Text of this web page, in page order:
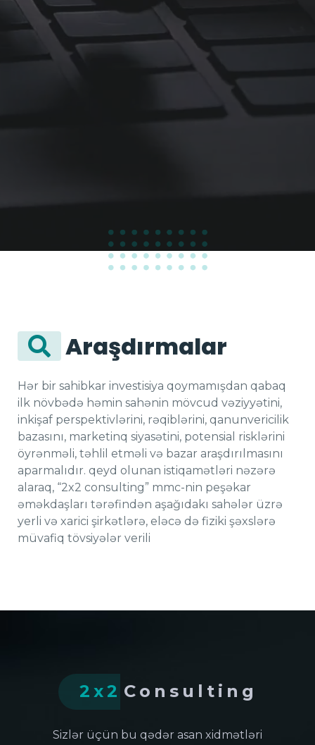
100 %
Araşdırmalar
Hər bir sahibkar investisiya qoymamışdan qabaq
ilk növbədə həmin sahənin mövcud vəziyyətini,
inkişaf perspektivlərini, rəqiblərini, qanunvericilik
bazasını, marketinq siyasətini, potensial risklərini
öyrənməli, təhlil etməli və bazar araşdırılmasını
aparmalıdır. qeyd olunan istiqamətləri nəzərə
alaraq, “2x2 consulting” mmc-nin peşəkar
əməkdaşları tərəfindən aşağıdakı sahələr üzrə
yerli və xarici şirkətlərə, eləcə də fiziki şəxslərə
müvafiq tövsiyələr verili
2x2 Consulting
Sizlər üçün bu qədər asan xidmətləri